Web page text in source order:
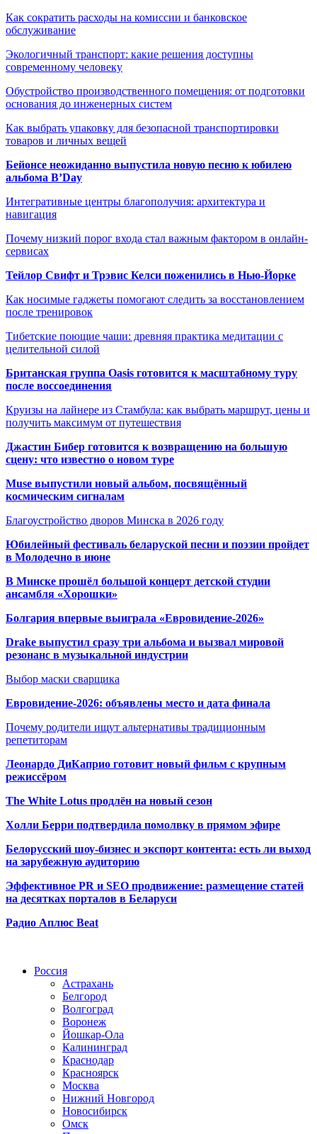
Как сократить расходы на комиссии и банковское
обслуживание
Экологичный транспорт: какие решения доступны
современному человеку
Обустройство производственного помещения: от подготовки
основания до инженерных систем
Как выбрать упаковку для безопасной транспортировки
товаров и личных вещей
Бейонсе неожиданно выпустила новую песню к юбилею
альбома B’Day
Интегративные центры благополучия: архитектура и
навигация
Почему низкий порог входа стал важным фактором в онлайн-
сервисах
Тейлор Свифт и Трэвис Келси поженились в Нью-Йорке
Как носимые гаджеты помогают следить за восстановлением
после тренировок
Тибетские поющие чаши: древняя практика медитации с
целительной силой
Британская группа Oasis готовится к масштабному туру
после воссоединения
Круизы на лайнере из Стамбула: как выбрать маршрут, цены и
получить максимум от путешествия
Джастин Бибер готовится к возвращению на большую
сцену: что известно о новом туре
Muse выпустили новый альбом, посвящённый
космическим сигналам
Благоустройство дворов Минска в 2026 году
Юбилейный фестиваль беларуской песни и поэзии пройдет
в Молодечно в июне
В Минске прошёл большой концерт детской студии
ансамбля «Хорошки»
Болгария впервые выиграла «Евровидение-2026»
Drake выпустил сразу три альбома и вызвал мировой
резонанс в музыкальной индустрии
Выбор маски сварщика
Евровидение-2026: объявлены место и дата финала
Почему родители ищут альтернативы традиционным
репетиторам
Леонардо ДиКаприо готовит новый фильм с крупным
режиссёром
The White Lotus продлён на новый сезон
Холли Берри подтвердила помолвку в прямом эфире
Белорусский шоу-бизнес и экспорт контента: есть ли выход
на зарубежную аудиторию
Эффективное PR и SEO продвижение: размещение статей
на десятках порталов в Беларуси
Радио Аплюс Beat
Россия
Астрахань
Белгород
Волгоград
Воронеж
Йошкар-Ола
Калининград
Краснодар
Красноярск
Москва
Нижний Новгород
Новосибирск
Омск